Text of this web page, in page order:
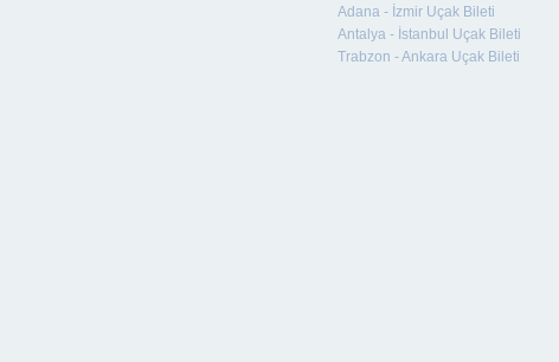
Adana - İzmir Uçak Bileti
Antalya - İstanbul Uçak Bileti
Trabzon - Ankara Uçak Bileti